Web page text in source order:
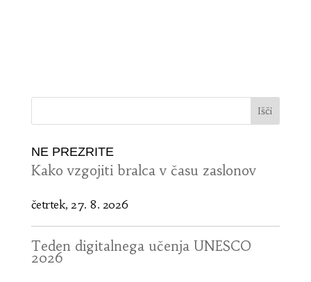
NE PREZRITE
Kako vzgojiti bralca v času zaslonov
četrtek, 27. 8. 2026
Teden digitalnega učenja UNESCO
2026